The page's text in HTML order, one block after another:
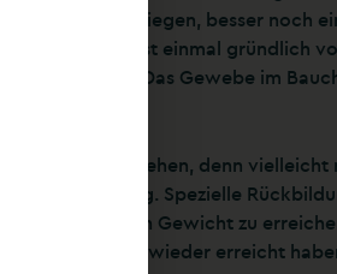
Makeover liegen, besser noch
Mutter erst einmal gründlich
konzentrieren. Das Gewebe im
Bauch anzugehen, denn
gar nicht nötig. Spezielle
ist es, ein Gewicht zu
wieder erreicht